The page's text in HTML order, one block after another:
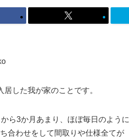
居した我が家のことです。
ら3か月あまり、ほぼ毎日のように
合わせをして間取りや仕様全てが